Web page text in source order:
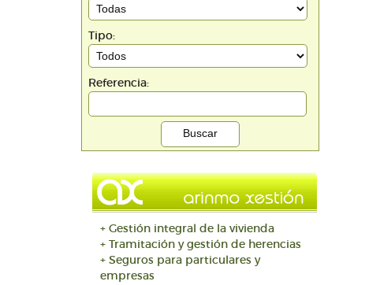
Tipo:
Referencia:
+ Gestión integral de la vivienda
+ Tramitación y gestión de herencias
+ Seguros para particulares y
empresas